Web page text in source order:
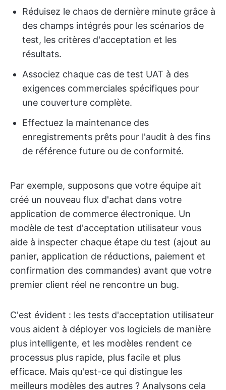
Réduisez le chaos de dernière minute grâce à
des champs intégrés pour les scénarios de
test, les critères d'acceptation et les
résultats.
Associez chaque cas de test UAT à des
exigences commerciales spécifiques pour
une couverture complète.
Effectuez la maintenance des
enregistrements prêts pour l'audit à des fins
de référence future ou de conformité.
Par exemple, supposons que votre équipe ait
créé un nouveau flux d'achat dans votre
application de commerce électronique. Un
modèle de test d'acceptation utilisateur vous
aide à inspecter chaque étape du test (ajout au
panier, application de réductions, paiement et
confirmation des commandes) avant que votre
premier client réel ne rencontre un bug.
C'est évident : les tests d'acceptation utilisateur
vous aident à déployer vos logiciels de manière
plus intelligente, et les modèles rendent ce
processus plus rapide, plus facile et plus
efficace. Mais qu'est-ce qui distingue les
meilleurs modèles des autres ? Analysons cela